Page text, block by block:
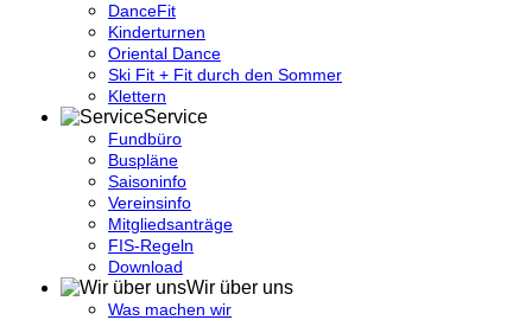
DanceFit
Kinderturnen
Oriental Dance
Ski Fit + Fit durch den Sommer
Klettern
Service
Fundbüro
Buspläne
Saisoninfo
Vereinsinfo
Mitgliedsanträge
FIS-Regeln
Download
Wir über uns
Was machen wir